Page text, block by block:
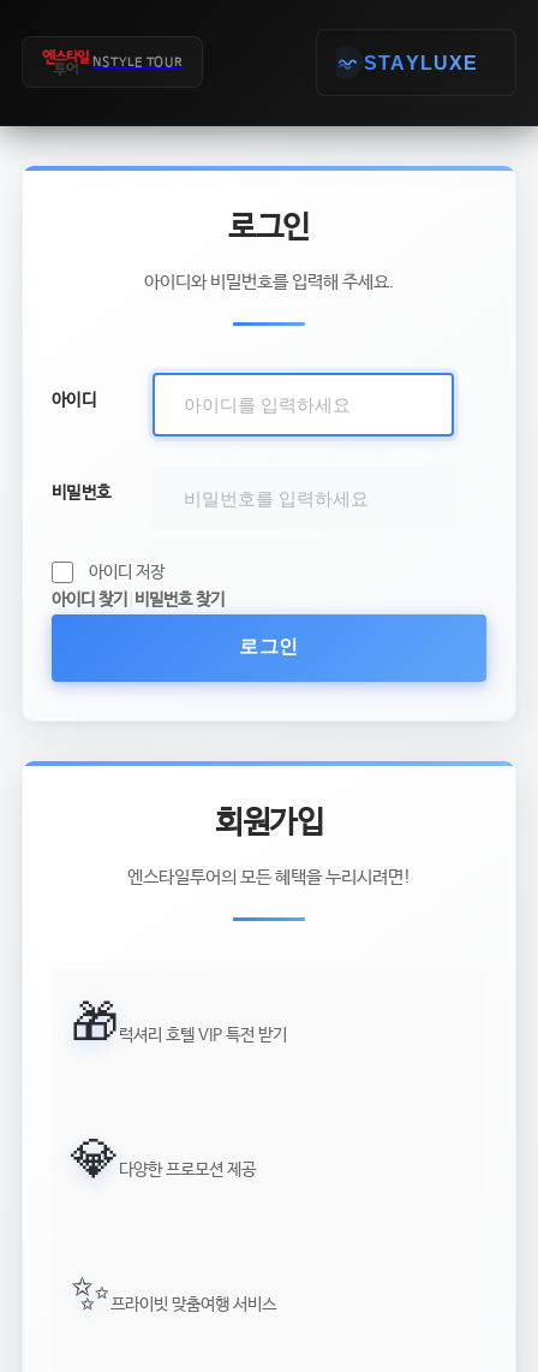
STAYLUXE
로그인
아이디와 비밀번호를 입력해 주세요.
아이디
비밀번호
아이디 저장
아이디 찾기
비밀번호 찾기
로그인
회원가입
엔스타일투어의 모든 혜택을 누리시려면!
🎁럭셔리 호텔 VIP 특전 받기
💎다양한 프로모션 제공
✨프라이빗 맞춤여행 서비스